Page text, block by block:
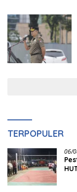
TERPOPULER
06/